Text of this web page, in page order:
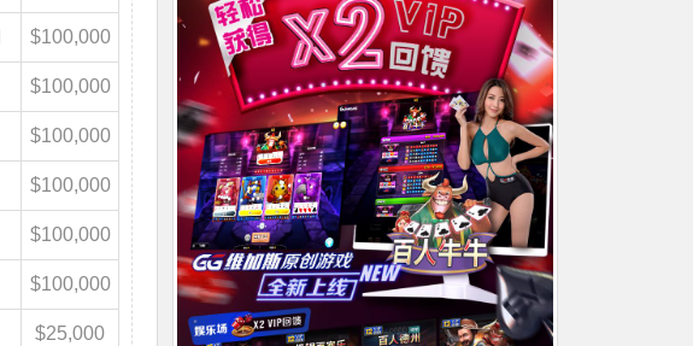
$100,000
$100,000
$100,000
$100,000
$100,000
$100,000
$25,000